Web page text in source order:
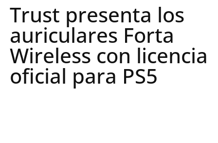
Trust presenta los
auriculares Forta
Wireless con licencia
oficial para PS5